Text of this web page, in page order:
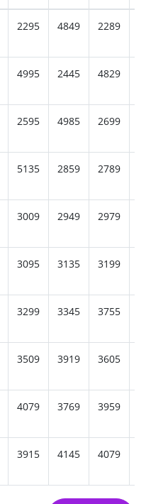
2295 4849 2289
4995 2445 4829
2595 4985 2699
5135 2859 2789
3009 2949 2979
3095 3135 3199
3299 3345 3755
3509 3919 3605
4079 3769 3959
3915 4145 4079